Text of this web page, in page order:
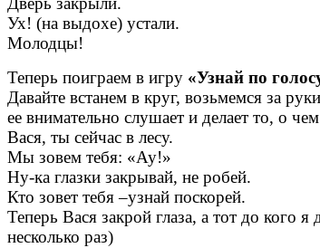
Ух! (на выдохе) устали.
Молодцы!
Теперь поиграем в игру «Узнай по
Давайте встанем в круг, возьмемся за
ее внимательно слушает и делает то, о
Вася, ты сейчас в лесу.
Мы зовем тебя: «Ау!»
Ну-ка глазки закрывай, не робей.
Кто зовет тебя –узнай поскорей.
Теперь Вася закрой глаза, а тот до кого
несколько раз)